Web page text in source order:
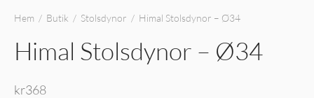
Hem / Butik / Stolsdynor / Himal Stolsdynor – Ø34
Himal Stolsdynor – Ø34
kr368